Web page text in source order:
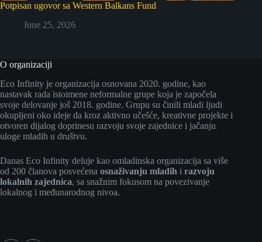
Potpisan ugovor sa Western Balkans Fund
June 25, 2026
O organizaciji
Eco Infinity je organizacija osnovana 2020. godine, kao
nastavak rada istoimene neformalne grupe koja je započela
svoje delovanje još 2018. godine. Grupu su činili mladi ljudi
okupljeni oko ideje da kroz aktivno učešće, kreativne projekte i
otvoren dijalog doprinesu razvoju svoje zajednice i jačanju
uloge mladih u društvu.
Danas Eco Infinity deluje kao omladinska organizacija sa više
od 200 članova posvećena osnaživanju mladih i razvoju
lokalnih zajednica, sa snažnim fokusom na povezivanje
lokalnog i međunarodnog nivoa.